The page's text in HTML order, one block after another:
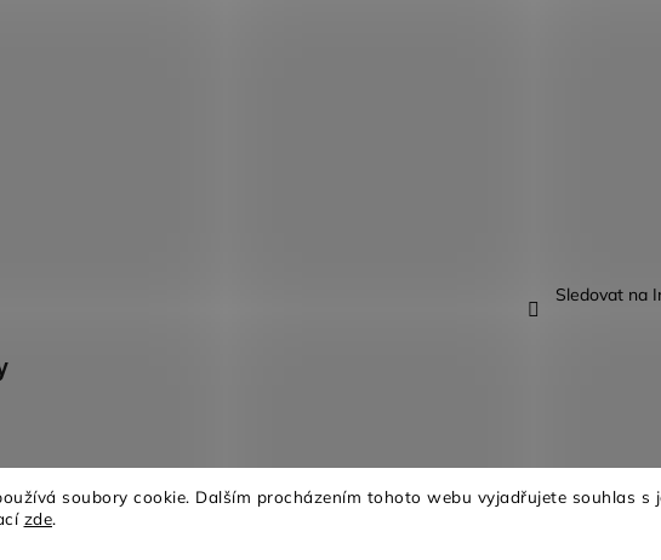
soubory cookie. Dalším procházením tohoto webu vyjadřujete souhlas s
zde.
Sledovat na
práva vyhrazena.Upravit nastavení cookies